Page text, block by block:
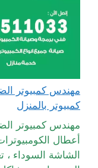
كمبيوتر بالمنزل
مهندس كمبيوتر
أعطال
الشاشة السوداء